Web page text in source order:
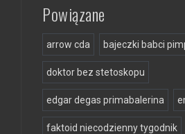
Powiązane
arrow cda bajeczki babci
doktor bez stetoskopu
edgar degas primabalerina
faktoid niecodzienny tygodnik